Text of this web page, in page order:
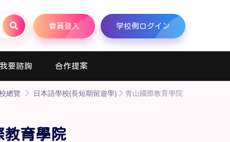
會員登入 学校側ログイン
我要諮詢 合作提案
總覽 日本語學校(長短期留遊學) 青山國際教育學院
教育學院